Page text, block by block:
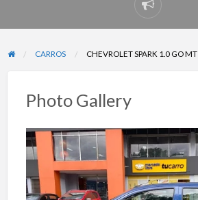
Reportar
problema
CARROS CHEVROLET SPARK 1.0 GO MT
Photo Gallery